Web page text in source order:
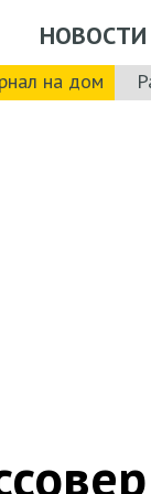
НОВОСТИ
на дом